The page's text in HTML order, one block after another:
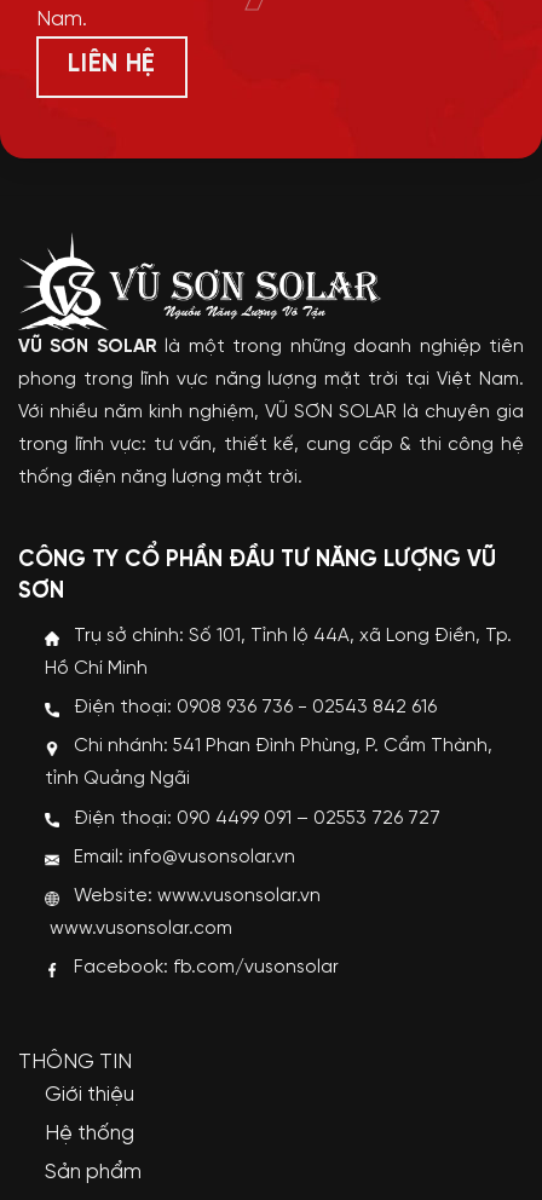
Nam.
LIÊN HỆ
VŨ SƠN SOLAR là một trong những doanh nghiệp tiên
phong trong lĩnh vực năng lượng mặt trời tại Việt Nam.
Với nhiều năm kinh nghiệm, VŨ SƠN SOLAR là chuyên gia
trong lĩnh vực: tư vấn, thiết kế, cung cấp & thi công hệ
thống điện năng lượng mặt trời.
CÔNG TY CỔ PHẦN ĐẦU TƯ NĂNG LƯỢNG VŨ
SƠN
Trụ sở chính: Số 101, Tỉnh lộ 44A, xã Long Điền, Tp.
Hồ Chí Minh
Điện thoại: 0908 936 736 - 02543 842 616
Chi nhánh: 541 Phan Đình Phùng, P. Cẩm Thành,
tỉnh Quảng Ngãi
Điện thoại: 090 4499 091 – 02553 726 727
Email: info@vusonsolar.vn
Website:www.vusonsolar.vn
www.vusonsolar.com
Facebook: fb.com/vusonsolar
THÔNG TIN
Giới thiệu
Hệ thống
Sản phẩm